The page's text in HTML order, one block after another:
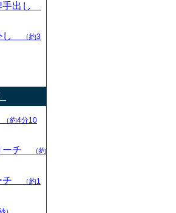
手出し
し
（約3
（約4分10
ーチ
（約
チ
（約1